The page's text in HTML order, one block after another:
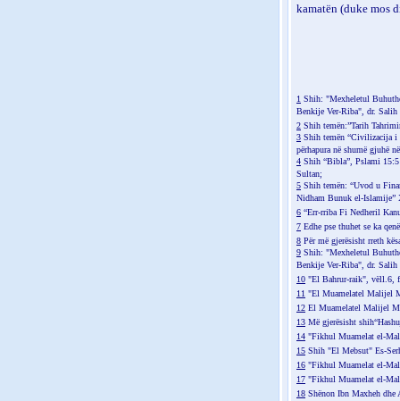
kamatën (duke mos
1 Shih: "Mexheletul
Benkije Ver-Riba", dr. Salih
2 Shih temën:”Tarih
3 Shih temën “Civilizacija i
përhapura në shumë gjuhë
4 Shih “Bibla”, Pslami
Sultan;
5 Shih temën: “Uvod u
Nidham Bunuk el-Islamije”
6 “Err-rriba Fi Nedheril
7 Edhe pse thuhet se ka
8 Për më gjerësisht rreth
9 Shih: "Mexheletul
Benkije Ver-Riba", dr. Salih
10 "El Bahrur-raik", vëll.6,
11 "El Muamelatel Malijel
12 El Muamelatel Malijel
13 Më gjerësisht
14 "Fikhul Muamelat el-
15 Shih "El Mebsut" Es-
16 "Fikhul Muamelat el-
17 "Fikhul Muamelat el-
18 Shënon Ibn Maxheh dhe